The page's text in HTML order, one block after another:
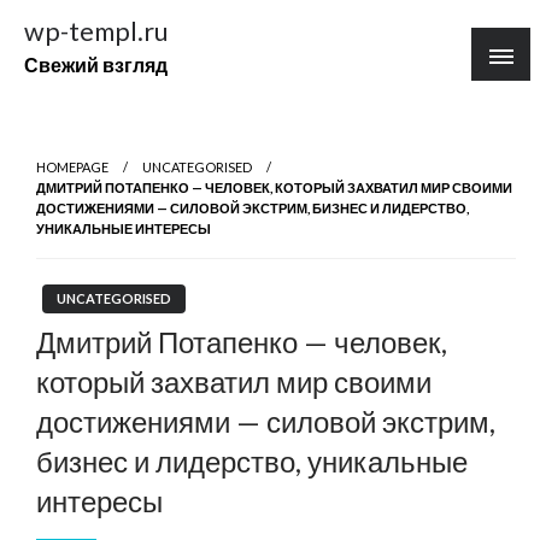
содержимому
wp-templ.ru
Свежий взгляд
HOMEPAGE
UNCATEGORISED
ДМИТРИЙ ПОТАПЕНКО — ЧЕЛОВЕК, КОТОРЫЙ ЗАХВАТИЛ МИР СВОИМИ
ДОСТИЖЕНИЯМИ — СИЛОВОЙ ЭКСТРИМ, БИЗНЕС И ЛИДЕРСТВО,
УНИКАЛЬНЫЕ ИНТЕРЕСЫ
UNCATEGORISED
Дмитрий Потапенко — человек,
который захватил мир своими
достижениями — силовой экстрим,
бизнес и лидерство, уникальные
интересы